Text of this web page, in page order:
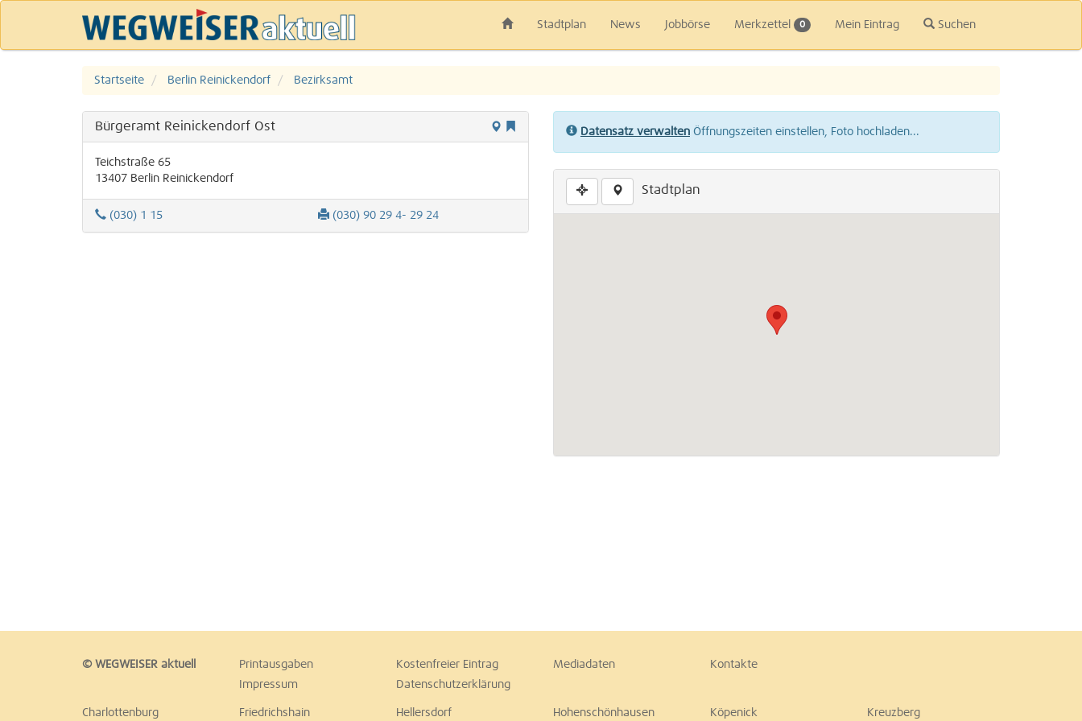
Stadtplan News Jobbörse Merkzettel 0 Mein Eintrag Suchen
Startseite Berlin Reinickendorf Bezirksamt
Bürgeramt Reinickendorf Ost
Teichstraße 65
13407 Berlin Reinickendorf
(030) 1 15 (030) 90 29 4- 29 24
Datensatz verwalten Öffnungszeiten einstellen, Foto hochladen...
Stadtplan
© WEGWEISER aktuell Printausgaben Kostenfreier Eintrag Mediadaten
Kontakte
Impressum
Datenschutzerklärung
Charlottenburg Friedrichshain Hellersdorf Hohenschönhausen Köpenick Kreuzberg